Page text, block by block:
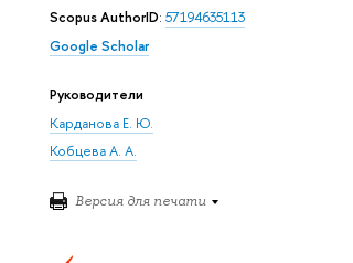
Scopus AuthorID: 57194635113
Google Scholar
Руководители
Карданова Е. Ю.
Кобцева А. А.
Версия для печати